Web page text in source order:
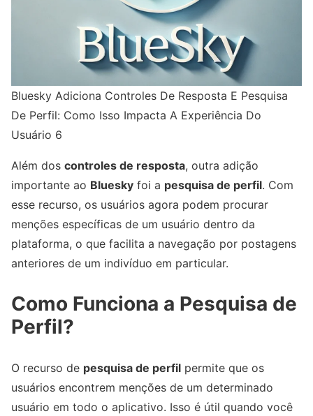
Bluesky Adiciona Controles De Resposta E Pesquisa
De Perfil: Como Isso Impacta A Experiência Do
Usuário 6
Além dos controles de resposta, outra adição
importante ao Bluesky foi a pesquisa de perfil. Com
esse recurso, os usuários agora podem procurar
menções específicas de um usuário dentro da
plataforma, o que facilita a navegação por postagens
anteriores de um indivíduo em particular.
Como Funciona a Pesquisa de
Perfil?
O recurso de pesquisa de perfil permite que os
usuários encontrem menções de um determinado
usuário em todo o aplicativo. Isso é útil quando você